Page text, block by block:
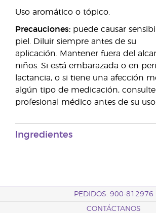
Uso aromático o tópico.
Precauciones: puede causar
piel. Diluir siempre antes de su
aplicación. Mantener fuera del
niños. Si está embarazada o en
lactancia, o si tiene una afección
algún tipo de medicación,
profesional médico antes de su uso.
Ingredientes
PEDIDOS: 900-812976
CONTÁCTANOS